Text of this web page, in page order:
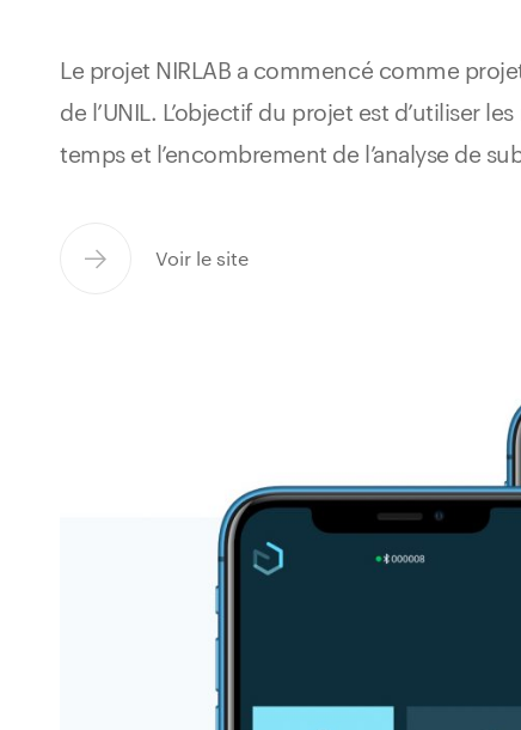
Le projet NIRLAB a commencé comme
de l’UNIL. L’objectif du projet est d’utiliser
temps et l’encombrement de l’analyse de
Voir le site